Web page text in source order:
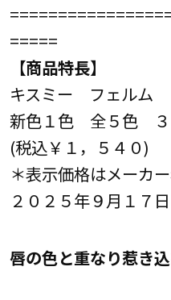
=====
【商品特長】
キスミー フェルム
新色１色 全５色 ３
(税込￥１，５４０)
＊表示価格はメーカ
２０２５年９月１７
唇の色と重なり惹き